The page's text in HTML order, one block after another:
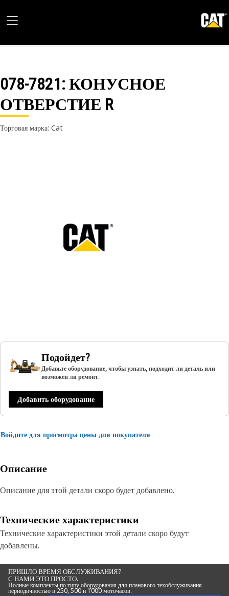
078-7821: КОНУСНОЕ
ОТВЕРСТИЕ R
Торговая марка: Cat
Подойдет?
Добавьте оборудование, чтобы узнать, подходит ли деталь или
возможен ли ремонт.
Добавить оборудование
Войдите для просмотра цены для покупателя
Описание
Описание для этой детали скоро будет добавлено.
Технические характеристики
Технические характеристики этой детали скоро будут
добавлены.
ПРИШЛО ВРЕМЯ ОБСЛУЖИВАНИЯ?
С НАМИ ЭТО ПРОСТО.
Полные комплекты по типу оборудования для планового техобслуживания
периодичностью в 250, 500 и 1000 моточасов.